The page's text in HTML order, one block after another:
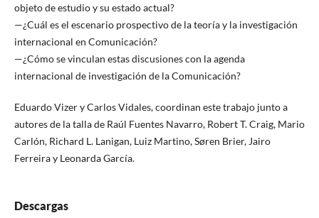
objeto de estudio y su estado actual?
—¿Cuál es el escenario prospectivo de la teoría y la investigación
internacional en Comunicación?
—¿Cómo se vinculan estas discusiones con la agenda
internacional de investigación de la Comunicación?
Eduardo Vizer y Carlos Vidales, coordinan este trabajo junto a
autores de la talla de Raúl Fuentes Navarro, Robert T. Craig, Mario
Carlón, Richard L. Lanigan, Luiz Martino, Søren Brier, Jairo
Ferreira y Leonarda García.
Descargas